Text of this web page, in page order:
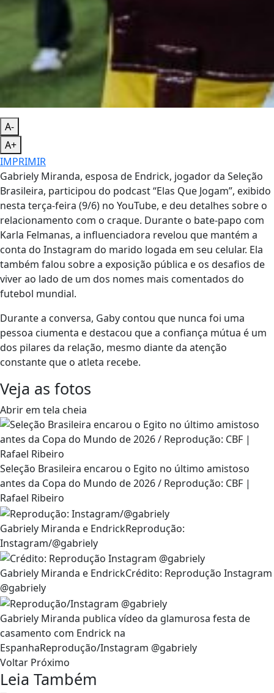
A-
A+
IMPRIMIR
Gabriely Miranda, esposa de Endrick, jogador da Seleção
Brasileira, participou do podcast “Elas Que Jogam”, exibido
nesta terça-feira (9/6) no YouTube, e deu detalhes sobre o
relacionamento com o craque. Durante o bate-papo com
Karla Felmanas, a influenciadora revelou que mantém a
conta do Instagram do marido logada em seu celular. Ela
também falou sobre a exposição pública e os desafios de
viver ao lado de um dos nomes mais comentados do
futebol mundial.
Durante a conversa, Gaby contou que nunca foi uma
pessoa ciumenta e destacou que a confiança mútua é um
dos pilares da relação, mesmo diante da atenção
constante que o atleta recebe.
Veja as fotos
Abrir em tela cheia
Seleção Brasileira encarou o Egito no último amistoso
antes da Copa do Mundo de 2026 / Reprodução: CBF |
Rafael Ribeiro
Gabriely Miranda e EndrickReprodução:
Instagram/@gabriely
Gabriely Miranda e EndrickCrédito: Reprodução Instagram
@gabriely
Gabriely Miranda publica vídeo da glamurosa festa de
casamento com Endrick na
EspanhaReprodução/Instagram @gabriely
Voltar Próximo
Leia Também